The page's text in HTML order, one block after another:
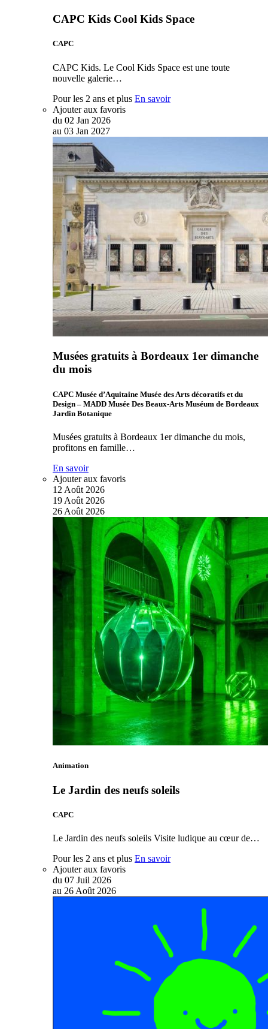
CAPC Kids Cool Kids Space
CAPC
CAPC Kids. Le Cool Kids Space est une toute
nouvelle galerie…
Pour les 2 ans et plus En savoir
Ajouter aux favoris
du 02 Jan 2026
au 03 Jan 2027
Musées gratuits à Bordeaux 1er dimanche
du mois
CAPC Musée d’Aquitaine Musée des Arts décoratifs et du
Design – MADD Musée Des Beaux-Arts Muséum de Bordeaux
Jardin Botanique
Musées gratuits à Bordeaux 1er dimanche du mois,
profitons en famille…
En savoir
Ajouter aux favoris
12 Août 2026
19 Août 2026
26 Août 2026
Animation
Le Jardin des neufs soleils
CAPC
Le Jardin des neufs soleils Visite ludique au cœur de…
Pour les 2 ans et plus En savoir
Ajouter aux favoris
du 07 Juil 2026
au 26Août 2026